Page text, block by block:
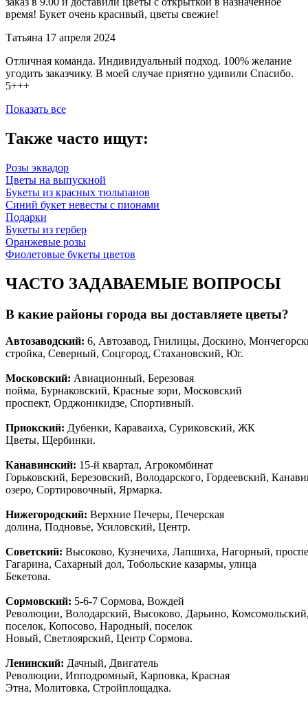
время! Букет очень красивый, цветы свежие!
Татьяна 17 апреля 2024
Отличная команда. Индивидуальный подход. 100% желание
угодить заказчику. В моей случае приятно удивили Спасибо.
5+++
Показать все
Также часто ищут:
Розы эквадор
Цветы на выпускной
Букеты из красных тюльпанов
Синий букет невесты с пионами
Подарки
Букеты из гербер
Оранжевые розы
Фиолетовые букеты цветов
ЧАСТО ЗАДАВАЕМЫЕ ВОПРОСЫ
В какие районы города вы доставляете цветы?
Автозаводский: 6, Автозавод, Гнилицы, Доскино,
стройка, Северный, Соцгород, Стахановский, Юг.
Московский: Авиационный, Березовая
пойма, Бурнаковский, Красные зори, Московский
проспект, Орджоникидзе, Спортивный.
Приокский: Дубенки, Караваиха, Суриковский, ЖК
Цветы, Щербинки.
Канавинский: 15-й квартал, Агрокомбинат
Горьковский, Березовский, Володарского, Гордеевский,
озеро, Сортировочный, Ярмарка.
Нижегородский: Верхние Печеры, Печерская
долина, Подновье, Усиловский, Центр.
Советский: Высоково, Кузнечиха, Лапшиха, Нагорный,
Гагарина, Сахарный дол, Тобольские казармы, улица
Бекетова.
Сормовский: 5-6-7 Сормова, Вождей
Революции, Володарский, Высоково, Дарьино,
поселок, Копосово, Народный, поселок
Новый, Светлоярский, Центр Сормова.
Ленинский: Дачный, Двигатель
Революции, Ипподромный, Карповка, Красная
Этна, Молитовка, Стройплощадка.